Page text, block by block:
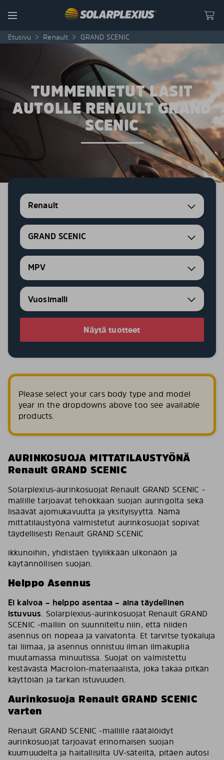
Menu
Etusivu > Renault > GRAND SCENIC
TUMMENNETUT LASIT
AUTOLLE RENAULT GRAND
SCENIC
Renault
GRAND SCENIC
MPV
Näytä tuotteet
Please select your cars body type and model
year in the dropdowns above too see available
products.
AURINKOSUOJA MITTATILAUSTYÖNÄ
Renault GRAND SCENIC
Solarplexius-aurinkosuojat Renault GRAND SCENIC -
mallille tarjoavat tehokkaan suojan auringolta sekä
lisäävät ajomukavuutta ja yksityisyyttä. Nämä
mittatilaustyönä valmistetut aurinkosuojat sopivat
täydellisesti Renault GRAND SCENIC
ikkunoihin, yhdistäen tyylikkään ulkonäön ja
käytännöllisen suojan.
Helppo Asennus
Ei kalvoa – helppo asentaa – aina täydellinen
istuvuus. Solarplexius-aurinkosuojat Renault GRAND
SCENIC -malliin on suunniteltu niin, että niiden
asennus on nopeaa ja vaivatonta. Et tarvitse työkaluja
tai liimaa, ja asennus onnistuu ilman ilmakuplia
muutamassa minuutissa. Suojat on valmistettu
kestävästä Macrolon-materiaalista, joka takaa pitkän
käyttöiän ja tarkan istuvuuden.
Aurinkosuoja Renault GRAND SCENIC
varten
Renault GRAND SCENIC -mallille räätälöidyt
aurinkosuojat tarjoavat erinomaisen suojan
kuumuudelta ja haitallisilta UV-säteiltä, pitäen autosi